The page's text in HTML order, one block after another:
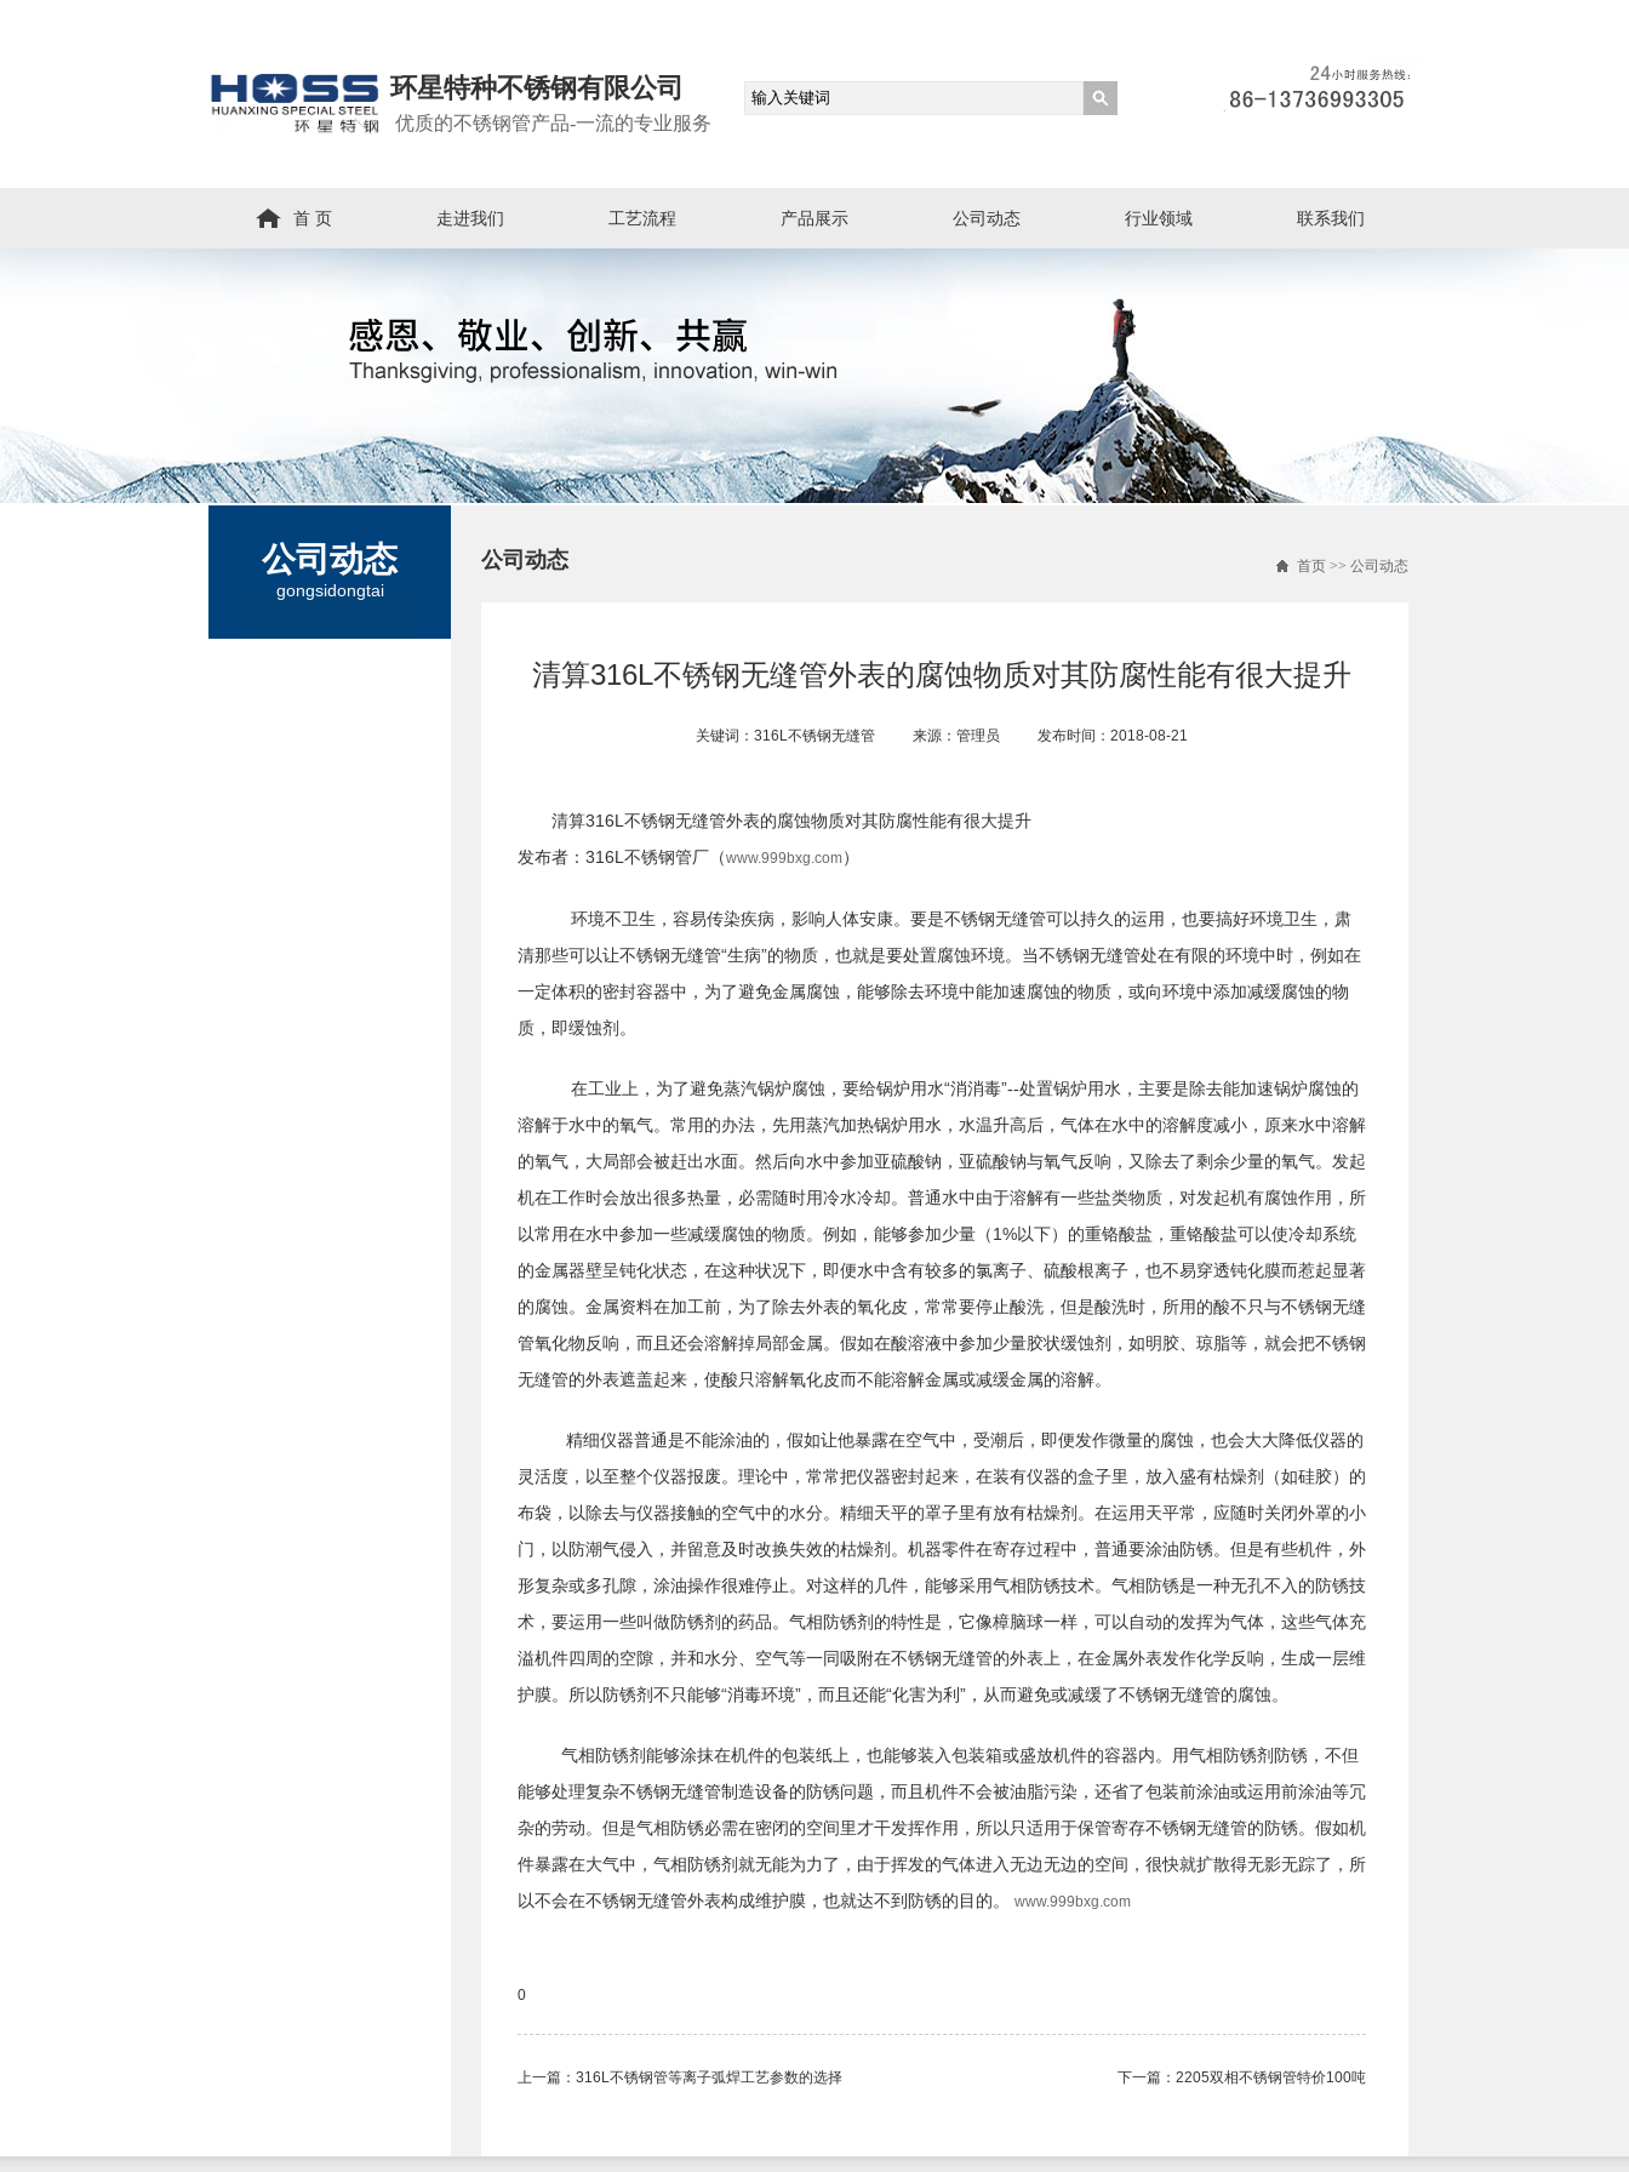
环星特种不锈钢有限公司
优质的不锈钢管产品-一流的专业服务
首 页 走进我们 工艺流程 产品展示 公司动态 行业领域 联系我们
公司动态
gongsidongtai
公司动态 首页 >> 公司动态
清算316L不锈钢无缝管外表的腐蚀物质对其防腐性能有很大提升
关键词：316L不锈钢无缝管 来源：管理员 发布时间：2018-08-21
清算316L不锈钢无缝管外表的腐蚀物质对其防腐性能有很大提升
发布者：316L不锈钢管厂（www.999bxg.com）
环境不卫生，容易传染疾病，影响人体安康。要是不锈钢无缝管可以持久的运用，也要搞好环境卫生，肃
清那些可以让不锈钢无缝管“生病”的物质，也就是要处置腐蚀环境。当不锈钢无缝管处在有限的环境中时，例如在
一定体积的密封容器中，为了避免金属腐蚀，能够除去环境中能加速腐蚀的物质，或向环境中添加减缓腐蚀的物
质，即缓蚀剂。
在工业上，为了避免蒸汽锅炉腐蚀，要给锅炉用水“消消毒”--处置锅炉用水，主要是除去能加速锅炉腐蚀的
溶解于水中的氧气。常用的办法，先用蒸汽加热锅炉用水，水温升高后，气体在水中的溶解度减小，原来水中溶解
的氧气，大局部会被赶出水面。然后向水中参加亚硫酸钠，亚硫酸钠与氧气反响，又除去了剩余少量的氧气。发起
机在工作时会放出很多热量，必需随时用冷水冷却。普通水中由于溶解有一些盐类物质，对发起机有腐蚀作用，所
以常用在水中参加一些减缓腐蚀的物质。例如，能够参加少量（1%以下）的重铬酸盐，重铬酸盐可以使冷却系统
的金属器壁呈钝化状态，在这种状况下，即便水中含有较多的氯离子、硫酸根离子，也不易穿透钝化膜而惹起显著
的腐蚀。金属资料在加工前，为了除去外表的氧化皮，常常要停止酸洗，但是酸洗时，所用的酸不只与不锈钢无缝
管氧化物反响，而且还会溶解掉局部金属。假如在酸溶液中参加少量胶状缓蚀剂，如明胶、琼脂等，就会把不锈钢
无缝管的外表遮盖起来，使酸只溶解氧化皮而不能溶解金属或减缓金属的溶解。
精细仪器普通是不能涂油的，假如让他暴露在空气中，受潮后，即便发作微量的腐蚀，也会大大降低仪器的
灵活度，以至整个仪器报废。理论中，常常把仪器密封起来，在装有仪器的盒子里，放入盛有枯燥剂（如硅胶）的
布袋，以除去与仪器接触的空气中的水分。精细天平的罩子里有放有枯燥剂。在运用天平常，应随时关闭外罩的小
门，以防潮气侵入，并留意及时改换失效的枯燥剂。机器零件在寄存过程中，普通要涂油防锈。但是有些机件，外
形复杂或多孔隙，涂油操作很难停止。对这样的几件，能够采用气相防锈技术。气相防锈是一种无孔不入的防锈技
术，要运用一些叫做防锈剂的药品。气相防锈剂的特性是，它像樟脑球一样，可以自动的发挥为气体，这些气体充
溢机件四周的空隙，并和水分、空气等一同吸附在不锈钢无缝管的外表上，在金属外表发作化学反响，生成一层维
护膜。所以防锈剂不只能够“消毒环境”，而且还能“化害为利”，从而避免或减缓了不锈钢无缝管的腐蚀。
气相防锈剂能够涂抹在机件的包装纸上，也能够装入包装箱或盛放机件的容器内。用气相防锈剂防锈，不但
能够处理复杂不锈钢无缝管制造设备的防锈问题，而且机件不会被油脂污染，还省了包装前涂油或运用前涂油等冗
杂的劳动。但是气相防锈必需在密闭的空间里才干发挥作用，所以只适用于保管寄存不锈钢无缝管的防锈。假如机
件暴露在大气中，气相防锈剂就无能为力了，由于挥发的气体进入无边无边的空间，很快就扩散得无影无踪了，所
以不会在不锈钢无缝管外表构成维护膜，也就达不到防锈的目的。 www.999bxg.com
0
上一篇： 316L不锈钢管等离子弧焊工艺参数的选择 下一篇： 2205双相不锈钢管​特价100吨